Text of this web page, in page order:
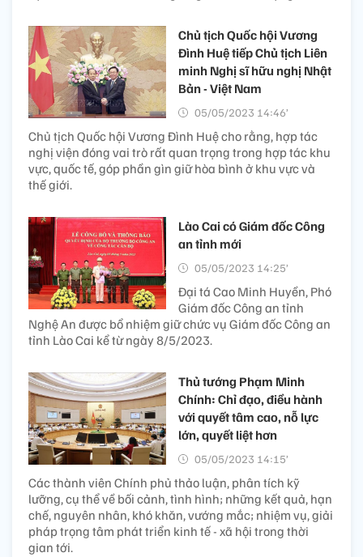
Chủ tịch Quốc hội Vương
Đình Huệ tiếp Chủ tịch Liên
minh Nghị sĩ hữu nghị Nhật
Bản - Việt Nam
05/05/2023 14:46’
Chủ tịch Quốc hội Vương Đình Huệ cho rằng, hợp tác
nghị viện đóng vai trò rất quan trọng trong hợp tác khu
vực, quốc tế, góp phần gìn giữ hòa bình ở khu vực và
thế giới.
Lào Cai có Giám đốc Công
an tỉnh mới
05/05/2023 14:25’
Đại tá Cao Minh Huyền, Phó
Giám đốc Công an tỉnh
Nghệ An được bổ nhiệm giữ chức vụ Giám đốc Công an
tỉnh Lào Cai kể từ ngày 8/5/2023.
Thủ tướng Phạm Minh
Chính: Chỉ đạo, điều hành
với quyết tâm cao, nỗ lực
lớn, quyết liệt hơn
05/05/2023 14:15’
Các thành viên Chính phủ thảo luận, phân tích kỹ
lưỡng, cụ thể về bối cảnh, tình hình; những kết quả, hạn
chế, nguyên nhân, khó khăn, vướng mắc; nhiệm vụ, giải
pháp trọng tâm phát triển kinh tế - xã hội trong thời
gian tới.